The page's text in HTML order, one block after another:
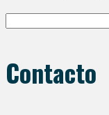
Contacto